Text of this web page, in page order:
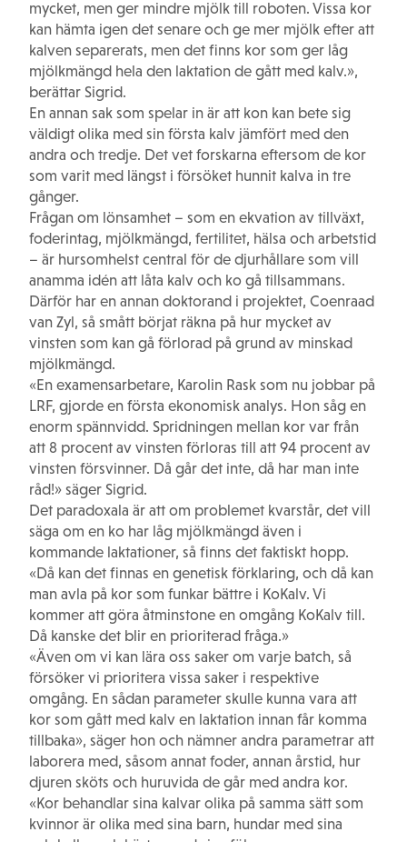
mycket, men ger mindre mjölk till roboten. Vissa kor
kan hämta igen det senare och ge mer mjölk efter att
kalven separerats, men det finns kor som ger låg
mjölkmängd hela den laktation de gått med kalv.»,
berättar Sigrid.
En annan sak som spelar in är att kon kan bete sig
väldigt olika med sin första kalv jämfört med den
andra och tredje. Det vet forskarna eftersom de kor
som varit med längst i försöket hunnit kalva in tre
gånger.
Frågan om lönsamhet – som en ekvation av tillväxt,
foderintag, mjölkmängd, fertilitet, hälsa och arbetstid
– är hursomhelst central för de djurhållare som vill
anamma idén att låta kalv och ko gå tillsammans.
Därför har en annan doktorand i projektet, Coenraad
van Zyl, så smått börjat räkna på hur mycket av
vinsten som kan gå förlorad på grund av minskad
mjölkmängd.
«En examensarbetare, Karolin Rask som nu jobbar på
LRF, gjorde en första ekonomisk analys. Hon såg en
enorm spännvidd. Spridningen mellan kor var från
att 8 procent av vinsten förloras till att 94 procent av
vinsten försvinner. Då går det inte, då har man inte
råd!» säger Sigrid.
Det paradoxala är att om problemet kvarstår, det vill
säga om en ko har låg mjölkmängd även i
kommande laktationer, så finns det faktiskt hopp.
«Då kan det finnas en genetisk förklaring, och då kan
man avla på kor som funkar bättre i KoKalv. Vi
kommer att göra åtminstone en omgång KoKalv till.
Då kanske det blir en prioriterad fråga.»
«Även om vi kan lära oss saker om varje batch, så
försöker vi prioritera vissa saker i respektive
omgång. En sådan parameter skulle kunna vara att
kor som gått med kalv en laktation innan får komma
tillbaka», säger hon och nämner andra parametrar att
laborera med, såsom annat foder, annan årstid, hur
djuren sköts och huruvida de går med andra kor.
«Kor behandlar sina kalvar olika på samma sätt som
kvinnor är olika med sina barn, hundar med sina